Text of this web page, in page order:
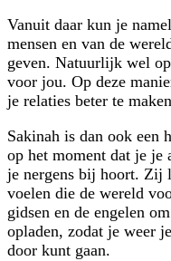
Vanuit daar kun je
mensen en van de
geven. Natuurlijk wel
voor jou. Op deze
je relaties beter te
Sakinah is dan ook een
op het moment dat je je
je nergens bij hoort. Zij
voelen die de wereld
gidsen en de engelen
opladen, zodat je weer
door kunt gaan.